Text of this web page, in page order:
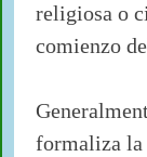
religiosa o
comienzo
formaliza la